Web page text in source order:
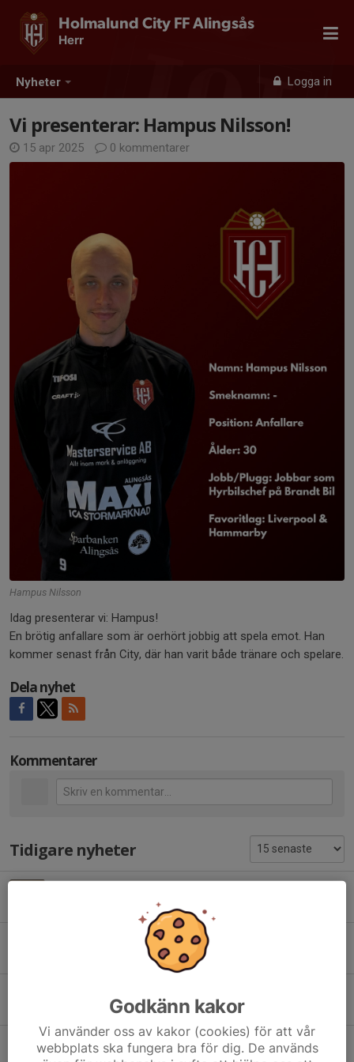
Nyheter Logga in
Holmalund City FF Alingsås
Herr
Vi presenterar: Hampus Nilsson!
15 apr 2025 0 kommentarer
Hampus Nilsson
Idag presenterar vi: Hampus!
En brötig anfallare som är oerhört jobbig att spela emot. Han
kommer senast från City, där han varit både tränare och spelare.
Dela nyhet
Kommentarer
Tidigare nyheter
Välkommen, Edwin!
27 apr 2025 0
Vi presenterar: Tobias Nordgren!
19 apr 2025 0
Godkänn kakor
Vi använder oss av kakor (cookies) för att vår
webbplats ska fungera bra för dig. De används